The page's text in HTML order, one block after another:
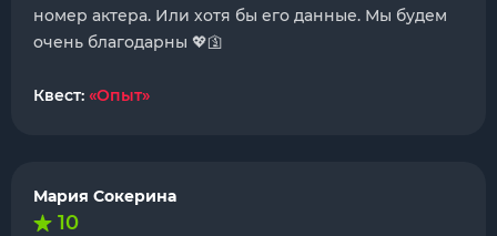
номер актера. Или хотя бы его данные. Мы будем
очень благодарны 💖🛐
Квест: «Опыт»
Мария Сокерина
10